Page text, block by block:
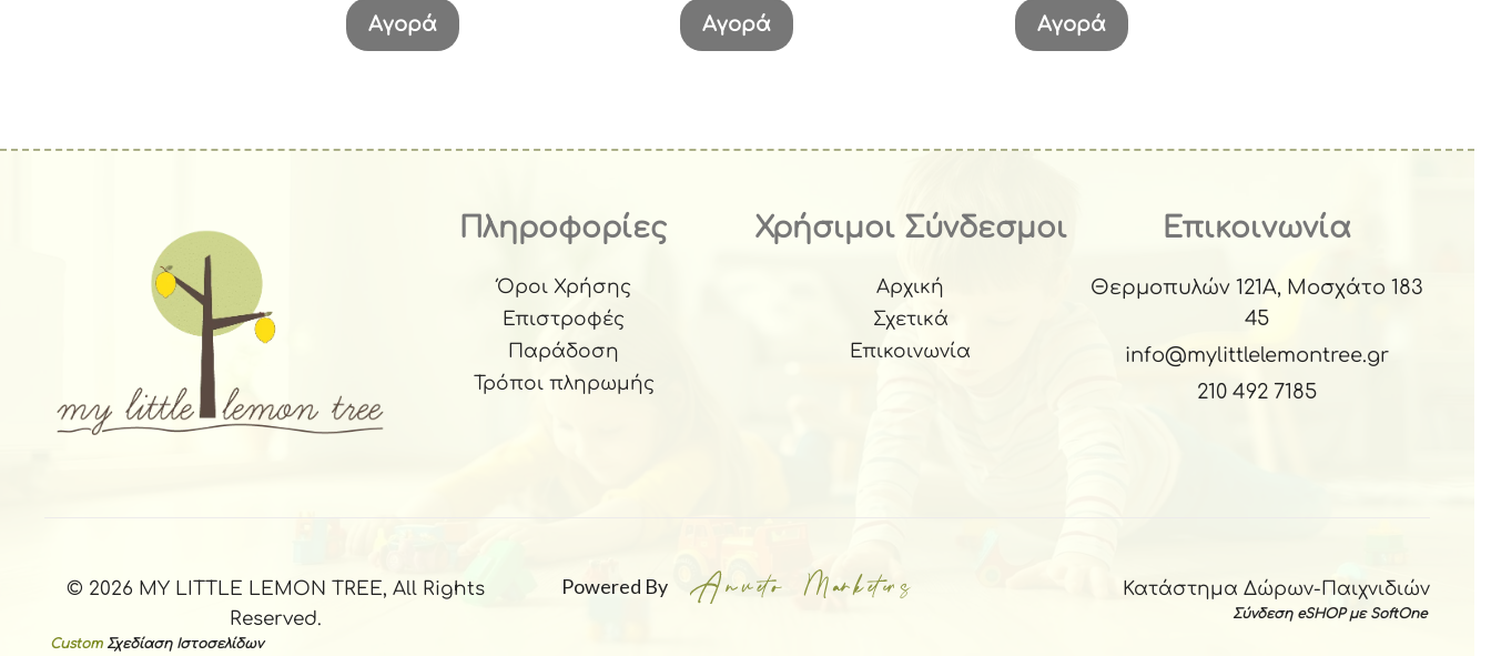
Αγορά Αγορά
was:
€22.40.
Αγορά
Πληροφορίες
Όροι Χρήσης
Επιστροφές
Παράδοση
Τρόποι πληρωμής
Χρήσιμοι Σύνδεσμοι
Αρχική
Σχετικά
Επικοινωνία
Επικοινωνία
Θερμοπυλών 121Α, Μοσχάτο 183
45
info@mylittlelemontree.gr
210 492 7185
© 2026 MY LITTLE LEMON TREE, All Rights
Reserved.
Custom Σχεδίαση Ιστοσελίδων
Powered By Κατάστημα Δώρων-Παιχνιδιών
Σύνδεση eSHOP με SoftOne